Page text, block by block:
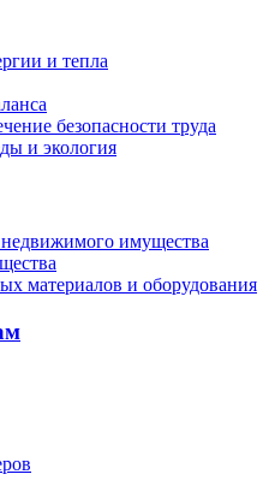
и тепла
безопасности труда
и экология
имущества
материалов и оборудования